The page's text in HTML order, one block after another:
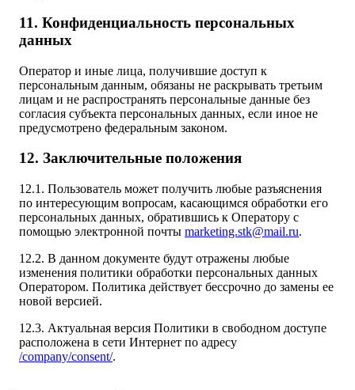
11. Конфиденциальность персональных
данных
Оператор и иные лица, получившие доступ к
персональным данным, обязаны не раскрывать третьим
лицам и не распространять персональные данные без
согласия субъекта персональных данных, если иное не
предусмотрено федеральным законом.
12. Заключительные положения
12.1. Пользователь может получить любые разъяснения
по интересующим вопросам, касающимся обработки его
персональных данных, обратившись к Оператору с
помощью электронной почты marketing.stk@mail.ru.
12.2. В данном документе будут отражены любые
изменения политики обработки персональных данных
Оператором. Политика действует бессрочно до замены ее
новой версией.
12.3. Актуальная версия Политики в свободном доступе
расположена в сети Интернет по адресу
/company/consent/.